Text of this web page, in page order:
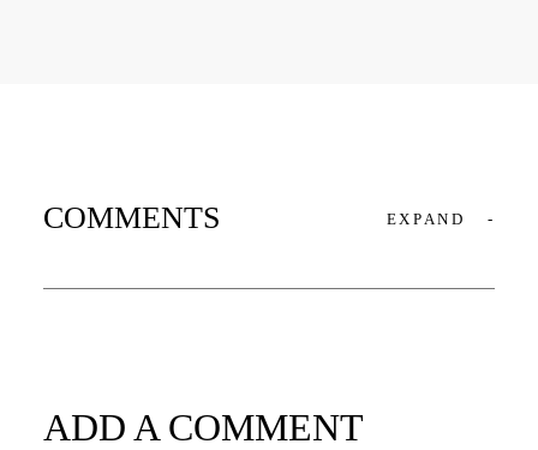
COMMENTS EXPAND -
ADD A COMMENT